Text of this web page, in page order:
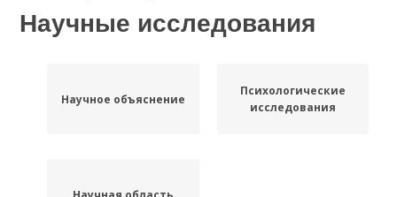
Научные исследования
Научное объяснение
Психологические
исследования